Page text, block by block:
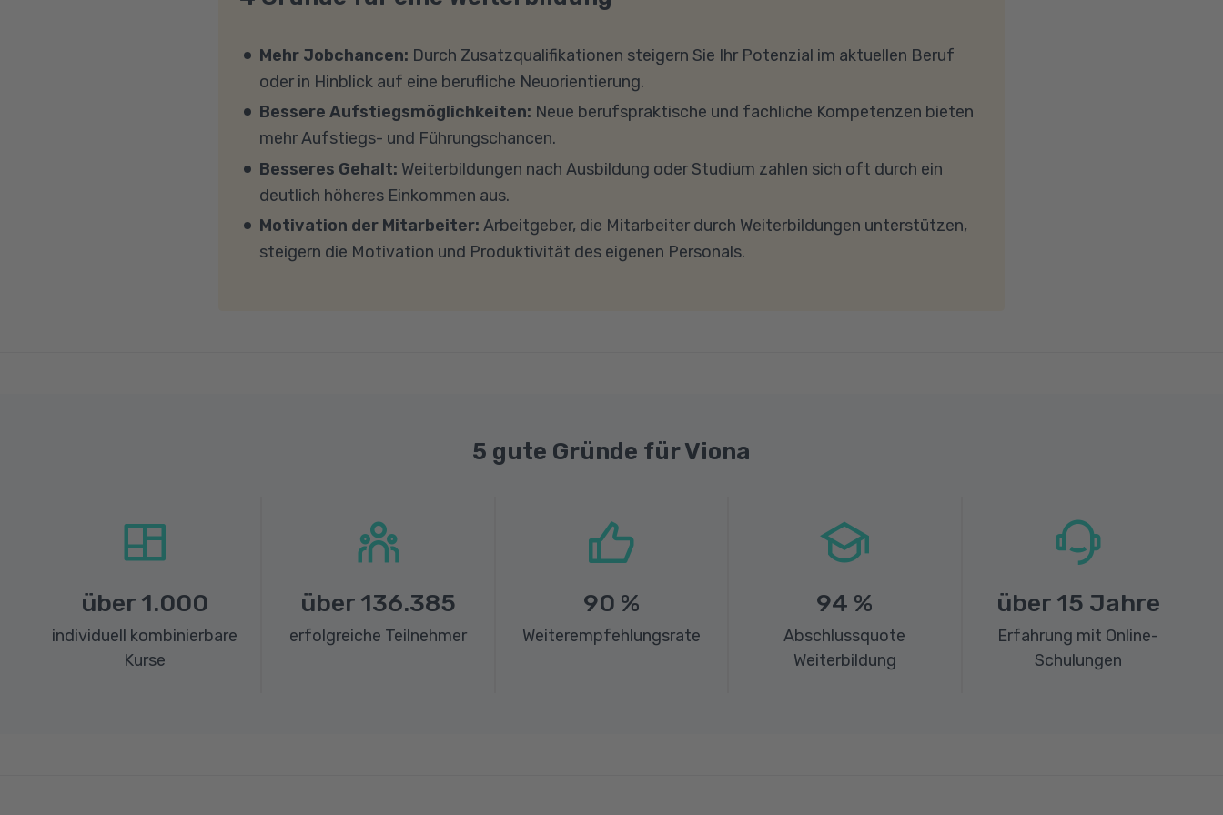
eine Förderung erfüllen? Auf unserer Info-SeiteWelche Förderung ist für mich die richtige
persönlichen Gespräch zu diesem Thema.
eigenen Geräten am Unterricht teilnehmen, empfehlen wir PCs oder Laptops mit Windows 10 oder
Windows 11, mindestens 8 GB Arbeitsspeicher (RAM) und einem aktuellen Mehrkern-Prozessor
(CPU). Der Unterricht findet in Microsoft Teams statt. Bitte achten Sie darauf, dass Ihre
Sicherheitsprogramme und -einstellungen (Anti-Viren-Programme, Firewalls etc.) die Verbindung
Übertragung eine gute Internetverbindung mit einer Download-Geschwindigkeit von mindestens 6
Fragen sprechen Sie uns gerne an.
Mehr Jobchancen: Durch Zusatzqualifikationen steigern Sie Ihr Potenzial im aktuellen Beruf
oder in Hinblick auf eine berufliche Neuorientierung.
Bessere Aufstiegsmöglichkeiten: Neue berufspraktische und fachliche Kompetenzen bieten
mehr Aufstiegs- und Führungschancen.
Besseres Gehalt: Weiterbildungen nach Ausbildung oder Studium zahlen sich oft durch ein
deutlich höheres Einkommen aus.
Motivation der Mitarbeiter: Arbeitgeber, die Mitarbeiter durch Weiterbildungen unterstützen,
steigern die Motivation und Produktivität des eigenen Personals.
5 gute Gründe für Viona
über 1.000
individuell kombinierbare
Kurse
über 136.385
erfolgreiche Teilnehmer
90 %
Weiterempfehlungsrate
94 %
Abschlussquote
Weiterbildung
über 15 Jahre
Erfahrung mit Online-
Schulungen